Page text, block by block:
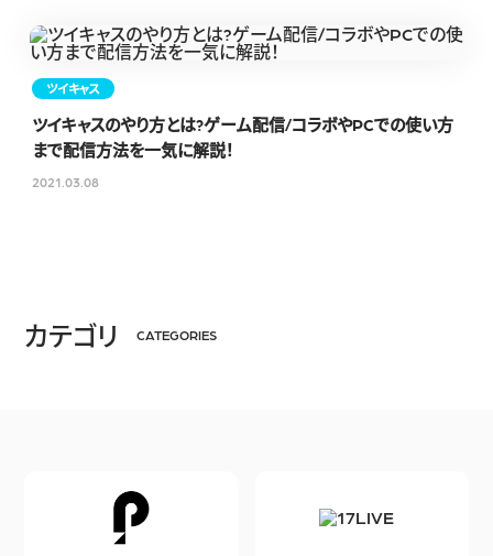
ツイキャス
ツイキャスのやり方とは?ゲーム配信/コラボやPCでの使い方
まで配信方法を一気に解説！
2021.03.08
カテゴリ CATEGORIES